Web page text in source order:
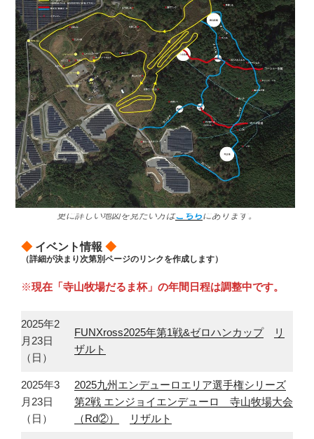
更に詳しい地図を見たい方はこちらにあります。
◆ イベント情報 ◆
（詳細が決まり次第別ページのリンクを作成します）
※現在「寺山牧場だるま杯」の年間日程は調整中です。
2025年2
月23日
（日）
FUNXross2025年第1戦&ゼロハンカップ
リ
ザルト
2025年3
月23日
（日）
2025九州エンデューロエリア選手権シリーズ
第2戦 エンジョイエンデューロ 寺山牧場大会
（Rd②）
リザルト